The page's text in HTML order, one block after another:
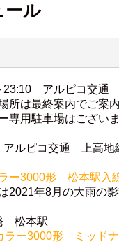
ール
23:10 アルピコ交
所は最終案内でご案
専用駐車場はござい
ルピコ交通 上高地
ー3000形 松本駅入
2021年8月の大雨の
松本駅
ラー3000形「ミッド